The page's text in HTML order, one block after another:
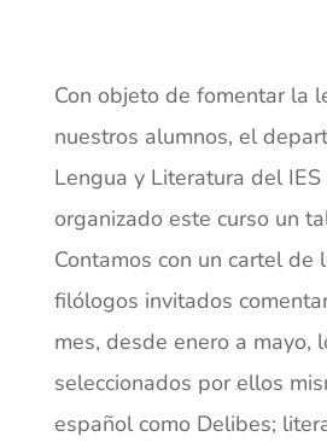
Con objeto de fomentar la
nuestros alumnos, el
Lengua y Literatura del
organizado este curso un
Contamos con un cartel de
filólogos invitados
mes, desde enero a mayo,
seleccionados por ellos
español como Delibes;